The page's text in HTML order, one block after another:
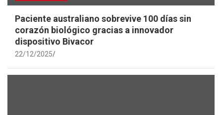
Paciente australiano sobrevive 100 días sin
corazón biológico gracias a innovador
dispositivo Bivacor
22/12/2025